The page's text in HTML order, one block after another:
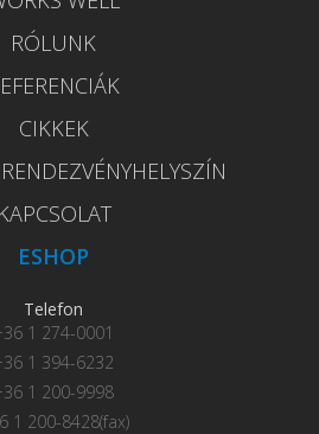
RÓLUNK
CIKKEK
KAPCSOLAT
ESHOP
Telefon
1 274-0001
1 394-6232
1 200-9998
1 200-8428(fax)